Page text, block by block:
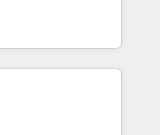
• Proprietary
team:
into efficient,
your entire
that no two